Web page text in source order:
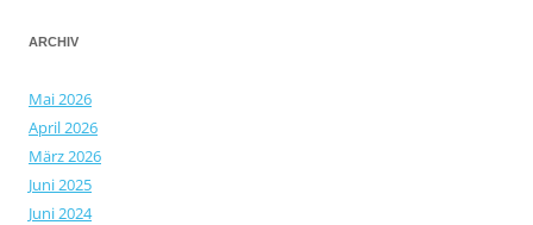
ARCHIV
Mai 2026
April 2026
März 2026
Juni 2025
Juni 2024